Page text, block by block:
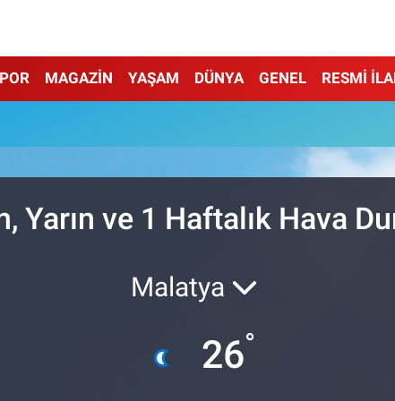
MAGAZİN YAŞAM DÜNYA GENEL RESMİ
Yarın ve 1 Haftalık Hava
Malatya
26°